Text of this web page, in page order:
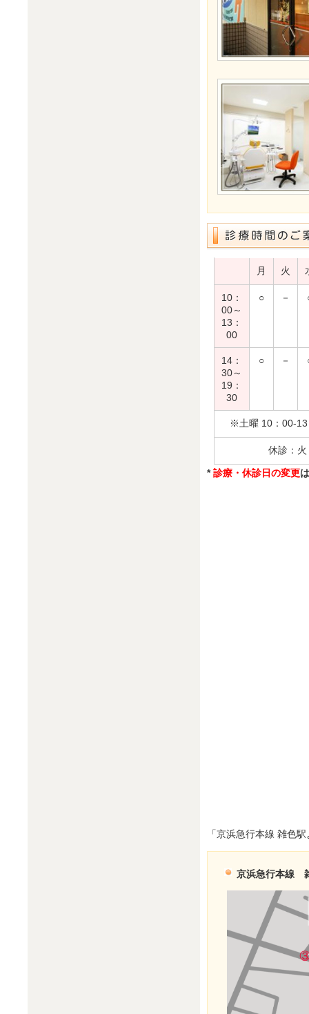
月 火
10：
00～
13：
00
○ －
14：
30～
19：
30
○ －
※土曜 10：00-
休診：
*診療・休診日の変更
「京浜急行本線 雑色
京浜急行本線